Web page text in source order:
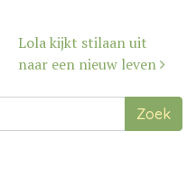
Lola kijkt stilaan uit
naar een nieuw leven